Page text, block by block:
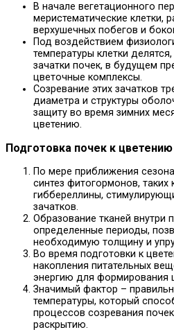
В начале вегетационного
меристематические клетки,
верхушечных побегов и
Под воздействием
температуры клетки
зачатки почек, в будущем
цветочные комплексы.
Созревание этих зачатков
диаметра и структуры
защиту во время зимних
цветению.
Подготовка почек к цветению
По мере приближения сезона
синтез фитогормонов, таких
гиббереллины,
зачатков.
Образование тканей внутри
определенные периоды,
необходимую толщину и
Во время подготовки к
накопления питательных
энергию для формирования
Значимый фактор –
температуры, который
процессов созревания
раскрытию.